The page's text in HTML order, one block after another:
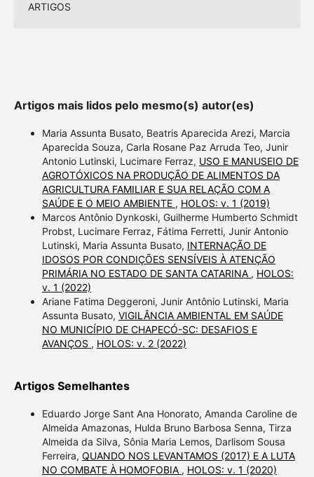
ARTIGOS
Artigos mais lidos pelo mesmo(s) autor(es)
Maria Assunta Busato, Beatris Aparecida Arezi, Marcia
Aparecida Souza, Carla Rosane Paz Arruda Teo, Junir
Antonio Lutinski, Lucimare Ferraz, USO E MANUSEIO DE
AGROTÓXICOS NA PRODUÇÃO DE ALIMENTOS DA
AGRICULTURA FAMILIAR E SUA RELAÇÃO COM A
SAÚDE E O MEIO AMBIENTE , HOLOS: v. 1 (2019)
Marcos Antônio Dynkoski, Guilherme Humberto Schmidt
Probst, Lucimare Ferraz, Fátima Ferretti, Junir Antonio
Lutinski, Maria Assunta Busato, INTERNAÇÃO DE
IDOSOS POR CONDIÇÕES SENSÍVEIS À ATENÇÃO
PRIMÁRIA NO ESTADO DE SANTA CATARINA , HOLOS:
v. 1 (2022)
Ariane Fatima Deggeroni, Junir Antônio Lutinski, Maria
Assunta Busato, VIGILÂNCIA AMBIENTAL EM SAÚDE
NO MUNICÍPIO DE CHAPECÓ-SC: DESAFIOS E
AVANÇOS , HOLOS: v. 2 (2022)
Artigos Semelhantes
Eduardo Jorge Sant Ana Honorato, Amanda Caroline de
Almeida Amazonas, Hulda Bruno Barbosa Senna, Tirza
Almeida da Silva, Sônia Maria Lemos, Darlisom Sousa
Ferreira, QUANDO NOS LEVANTAMOS (2017) E A LUTA
NO COMBATE À HOMOFOBIA , HOLOS: v. 1 (2020)